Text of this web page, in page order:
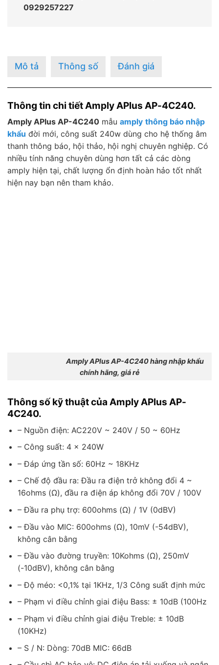
0929257227
Mô tả Thông số Đánh giá
Thông tin chi tiết Amply APlus AP-4C240.
Amply APlus AP-4C240 mẫu amply thông báo nhập
khẩu đời mới, công suất 240w dùng cho hệ thống âm
thanh thông báo, hội thảo, hội nghị chuyên nghiệp. Có
nhiều tính năng chuyên dùng hơn tất cả các dòng
amply hiện tại, chất lượng ổn định hoàn hảo tốt nhất
hiện nay bạn nên tham khảo.
Amply APlus AP-4C240 hàng nhập khẩu
chính hãng, giá rẻ
Thông số kỹ thuật của Amply APlus AP-
4C240.
– Nguồn điện: AC220V ~ 240V / 50 ~ 60Hz
– Công suất: 4 x 240W
– Đáp ứng tần số: 60Hz ~ 18KHz
– Chế độ đầu ra: Đầu ra điện trở không đổi 4 ~
16ohms (Ω), đầu ra điện áp không đổi 70V / 100V
– Đầu ra phụ trợ: 600ohms (Ω) / 1V (0dBV)
– Đầu vào MIC: 600ohms (Ω), 10mV (-54dBV),
không cân bằng
– Đầu vào đường truyền: 10Kohms (Ω), 250mV
(-10dBV), không cân bằng
– Độ méo: <0,1% tại 1KHz, 1/3 Công suất định mức
– Phạm vi điều chỉnh giai điệu Bass: ± 10dB (100Hz
– Phạm vi điều chỉnh giai điệu Treble: ± 10dB
(10KHz)
– S / N: Dòng: 70dB MIC: 66dB